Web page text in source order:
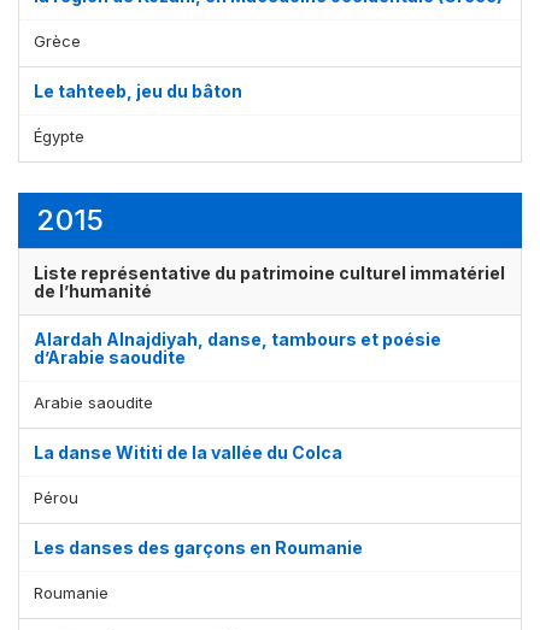
Grèce
Le tahteeb, jeu du bâton
Égypte
2015
Liste représentative du patrimoine culturel immatériel
de l’humanité
Alardah Alnajdiyah, danse, tambours et poésie
d’Arabie saoudite
Arabie saoudite
La danse Wititi de la vallée du Colca
Pérou
Les danses des garçons en Roumanie
Roumanie